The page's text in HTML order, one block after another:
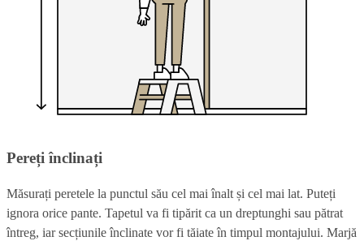
Pereți înclinați
Măsurați peretele la punctul său cel mai înalt și cel mai lat. Puteți
ignora orice pante. Tapetul va fi tipărit ca un dreptunghi sau pătrat
întreg, iar secțiunile înclinate vor fi tăiate în timpul montajului. Marjă